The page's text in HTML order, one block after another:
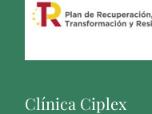
Clínica Ciplex